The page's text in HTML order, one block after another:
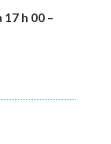
17 h 00 –